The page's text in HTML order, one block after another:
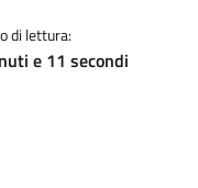
di lettura:
e 11 secondi